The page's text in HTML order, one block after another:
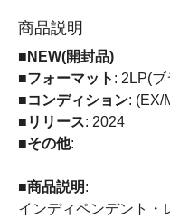
商品説明
■NEW(開封品)
■フォーマット : 2LP(
■コンディション: (EX/
■リリース: 2024
■その他:
■商品説明:
インディペンデント・